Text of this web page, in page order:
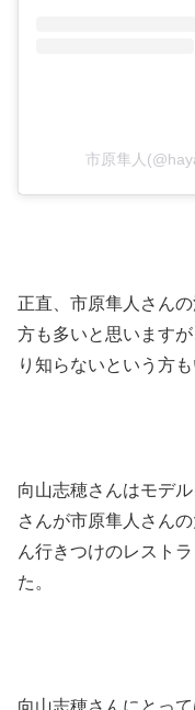
市原隼人
正直、市原隼人さん
方も多いと思います
り知らないという方
向山志穂さんはモデ
さんが市原隼人さん
ん行きつけのレスト
た。